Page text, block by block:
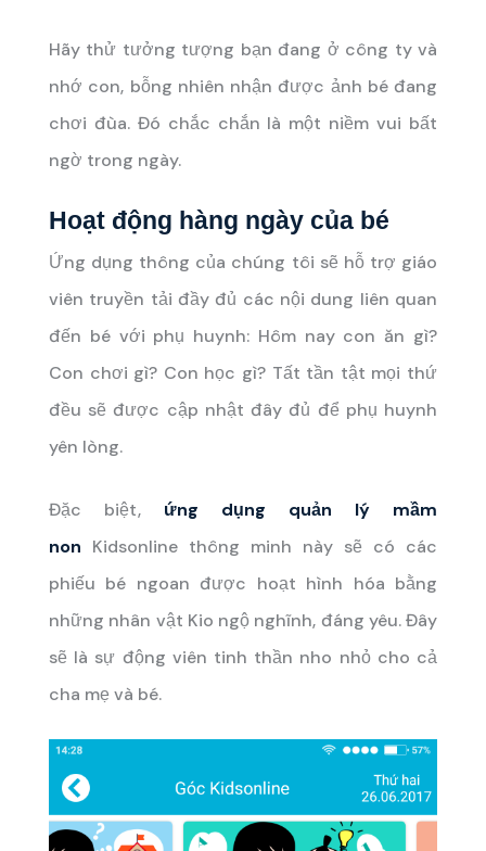
Hãy thử tưởng tượng bạn đang ở công ty và
nhớ con, bỗng nhiên nhận được ảnh bé đang
chơi đùa. Đó chắc chắn là một niềm vui bất
ngờ trong ngày.
Hoạt động hàng ngày của bé
Ứng dụng thông của chúng tôi sẽ hỗ trợ giáo
viên truyền tải đầy đủ các nội dung liên quan
đến bé với phụ huynh: Hôm nay con ăn gì?
Con chơi gì? Con học gì? Tất tần tật mọi thứ
đều sẽ được cập nhật đây đủ để phụ huynh
yên lòng.
Đặc biệt, ứng dụng quản lý mầm
non Kidsonline thông minh này sẽ có các
phiếu bé ngoan được hoạt hình hóa bằng
những nhân vật Kio ngộ nghĩnh, đáng yêu. Đây
sẽ là sự động viên tinh thần nho nhỏ cho cả
cha mẹ và bé.